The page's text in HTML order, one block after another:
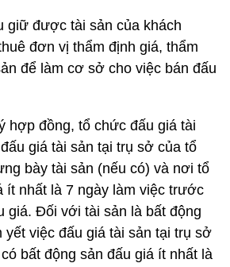
giữ được tài sản của khách
đơn vị thẩm định giá, thẩm
để làm cơ sở cho việc bán đấu
hợp đồng, tổ chức đấu giá tài
giá tài sản tại trụ sở của tổ
bày tài sản (nếu có) và nơi tổ
ít nhất là 7 ngày làm việc trước
giá. Đối với tài sản là bất động
yết việc đấu giá tài sản tại trụ sở
bất động sản đấu giá ít nhất là